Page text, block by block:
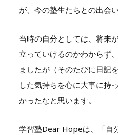
が、今の塾生たちとの出会
当時の自分としては、将来
立っていけるのかわからず
ましたが（そのたびに日記
した気持ちを心に大事に持
かったなと思います。
学習塾Dear Hopeは、「自